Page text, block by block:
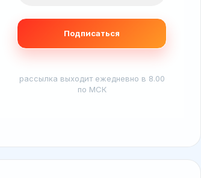
рассылка выходит ежедневно в 8.00
по МСК